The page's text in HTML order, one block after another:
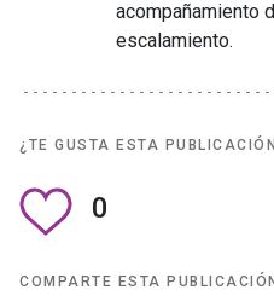
acompañamiento
escalamiento.
¿TE GUSTA ESTA
0
COMPARTE ESTA